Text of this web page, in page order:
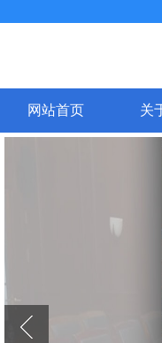
网站首页 关